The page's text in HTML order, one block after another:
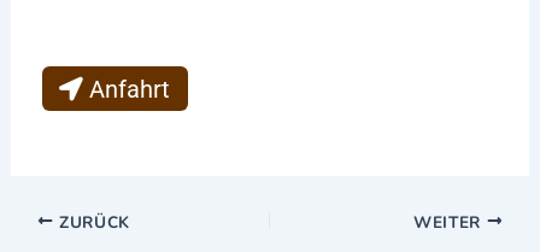
Anfahrt
ZURÜCK WEITER